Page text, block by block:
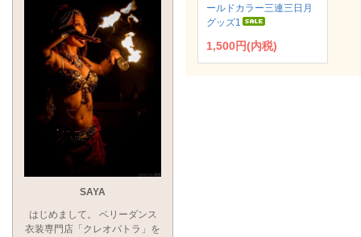
ールドカラー三連三日月
グッズ1
1,500円(内税)
SAYA
はじめまして。 ベリーダンス
衣装専門店「クレオパトラ」を